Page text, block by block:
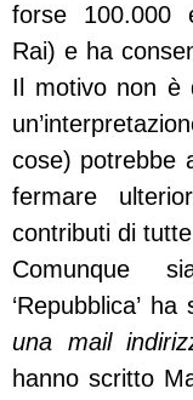
forse 100.000
Rai) e ha
Il motivo non è
cose) potrebbe
fermare
contributi di
Comunque
‘Repubblica’
una mail
hanno scritto